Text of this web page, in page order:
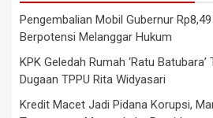
Pengembalian Mobil Gubernur
Berpotensi Melanggar Hukum
KPK Geledah Rumah ‘Ratu
Dugaan TPPU Rita Widyasari
Kredit Macet Jadi Pidana Korupsi,